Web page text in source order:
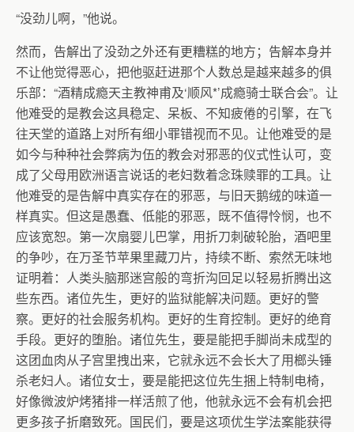
“没劲儿啊，”他说。
然而，告解出了没劲之外还有更糟糕的地方；告解本身并
不让他觉得恶心，把他驱赶进那个人数总是越来越多的俱
乐部：“酒精成瘾天主教神甫及‘顺风*’成瘾骑士联合会”。让
他难受的是教会这具稳定、呆板、不知疲倦的引擎，在飞
往天堂的道路上对所有细小罪错视而不见。让他难受的是
如今与种种社会弊病为伍的教会对邪恶的仪式性认可，变
成了父母用欧洲语言说话的老妇数着念珠赎罪的工具。让
他难受的是告解中真实存在的邪恶，与旧天鹅绒的味道一
样真实。但这是愚蠢、低能的邪恶，既不值得怜悯，也不
应该宽恕。第一次扇婴儿巴掌，用折刀刺破轮胎，酒吧里
的争吵，在万圣节苹果里藏刀片，持续不断、索然无味地
证明着：人类头脑那迷宫般的弯折沟回足以轻易折腾出这
些东西。诸位先生，更好的监狱能解决问题。更好的警
察。更好的社会服务机构。更好的生育控制。更好的绝育
手段。更好的堕胎。诸位先生，要是能把手脚尚未成型的
这团血肉从子宫里拽出来，它就永远不会长大了用榔头锤
杀老妇人。诸位女士，要是能把这位先生捆上特制电椅，
好像微波炉烤猪排一样活煎了他，他就永远不会有机会把
更多孩子折磨致死。国民们，要是这项优生学法案能获得